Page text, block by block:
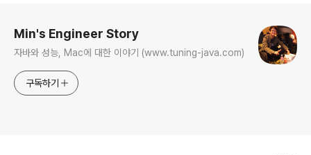
Min's Engineer Story
자바와 성능, Mac에 대한 이야기 (www.tuning-java.com)
구독하기